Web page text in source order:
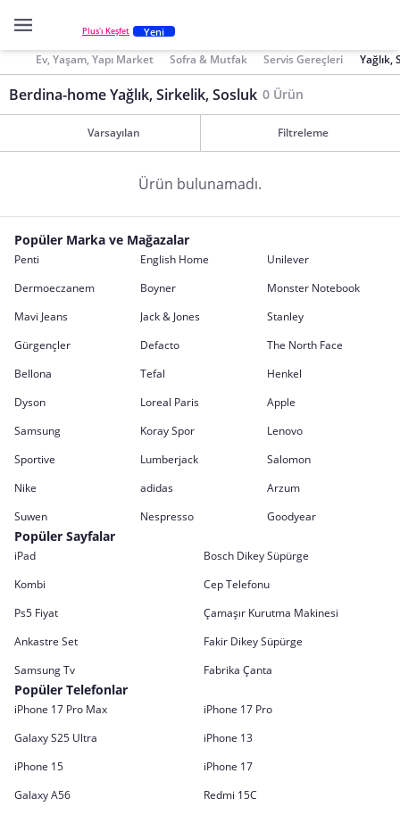
Plus'ı Keşfet Yeni
Ev, Yaşam, Yapı Market Sofra & Mutfak Servis Gereçleri Yağlık,
Berdina-home Yağlık, Sirkelik, Sosluk 0 Ürün
Varsayılan Filtreleme
Ürün bulunamadı.
Popüler Marka ve Mağazalar
Penti English Home
Unilever
Dermoeczanem
Boyner
Monster Notebook
Mavi Jeans
Jack & Jones
Stanley
Gürgençler
Defacto
The North Face
Bellona
Tefal
Henkel
Dyson
Loreal Paris
Apple
Samsung
Koray Spor
Lenovo
Sportive
Lumberjack
Salomon
Nike
adidas
Arzum
Suwen
Nespresso Goodyear
Popüler Sayfalar
iPad
Bosch Dikey Süpürge
Kombi
Cep Telefonu
Ps5 Fiyat
Çamaşır Kurutma Makinesi
Ankastre Set
Fakir Dikey Süpürge
Samsung Tv
Fabrika Çanta
Popüler Telefonlar
iPhone 17 Pro Max
iPhone 17 Pro
Galaxy S25 Ultra
iPhone 13
iPhone 15
iPhone 17
Galaxy A56
Redmi 15C